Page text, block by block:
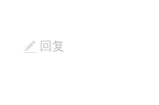
回复